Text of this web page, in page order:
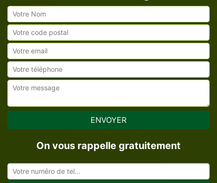
On vous rappelle gratuitement